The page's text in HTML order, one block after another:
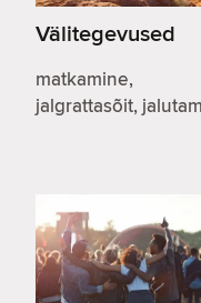
Välitegevused
matkamine,
jalgrattasõit,